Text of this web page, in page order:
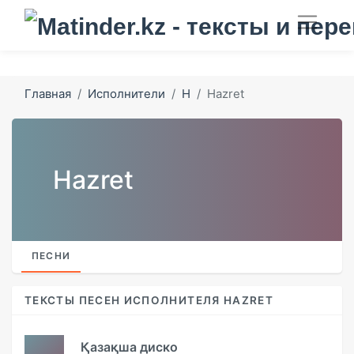
Главная Исполнители H Hazret
Hazret
ПЕСНИ
ТЕКСТЫ ПЕСЕН ИСПОЛНИТЕЛЯ HAZRET
Қазақша диско